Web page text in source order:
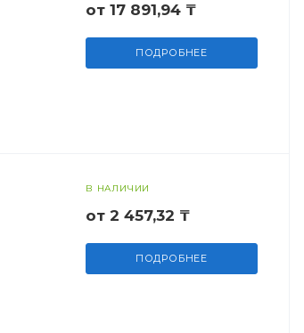
от 17 891,94 ₸
ПОДРОБНЕЕ
В НАЛИЧИИ
от 2 457,32 ₸
ПОДРОБНЕЕ